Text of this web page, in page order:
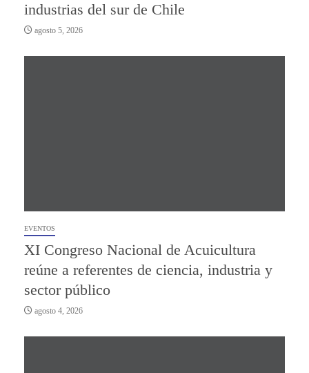
industrias del sur de Chile
agosto 5, 2026
EVENTOS
XI Congreso Nacional de Acuicultura
reúne a referentes de ciencia, industria y
sector público
agosto 4, 2026